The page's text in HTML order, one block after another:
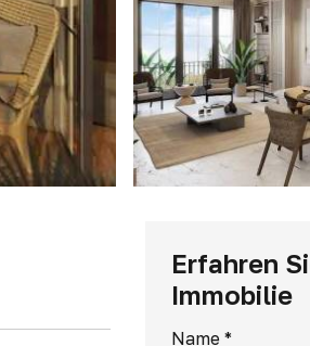
Erfahren
Immobilie
Name*